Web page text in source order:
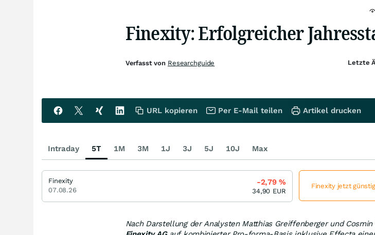
Finexity: Erfolgreicher
Nach Darstellung der Analysten Matthias Greiffenberger und
Verfasst von Researchguide Letzte
URL kopieren Per E-Mail teilen Artikel drucken
Intraday 5T 1M 3M 1J 3J 5J 10J Max
Finexity
07.08.26
-2,79%
34,90 EUR
Finexity jetzt